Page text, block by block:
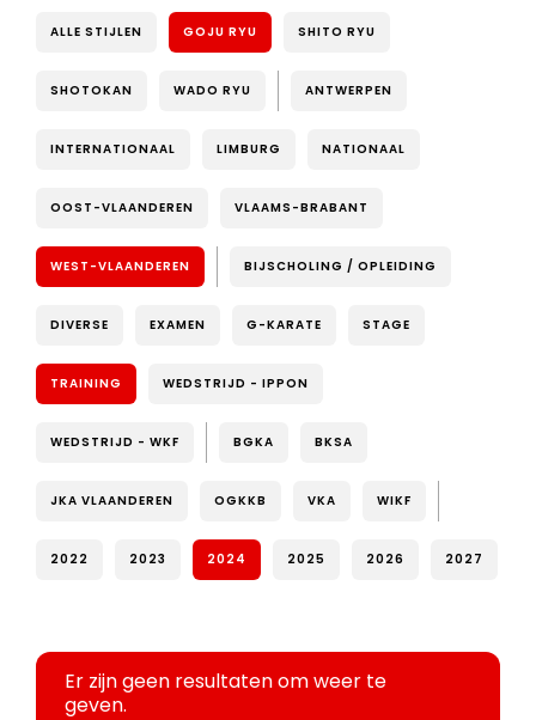
ALLE STIJLEN GOJU RYU SHITO RYU
SHOTOKAN WADO RYU ANTWERPEN
INTERNATIONAAL LIMBURG NATIONAAL
OOST-VLAANDEREN VLAAMS-BRABANT
WEST-VLAANDEREN BIJSCHOLING / OPLEIDING
DIVERSE EXAMEN G-KARATE STAGE
TRAINING WEDSTRIJD - IPPON
WEDSTRIJD - WKF BGKA BKSA
JKA VLAANDEREN OGKKB VKA WIKF
2022 2023 2024 2025 2026 2027
Er zijn geen resultaten om weer te
geven.